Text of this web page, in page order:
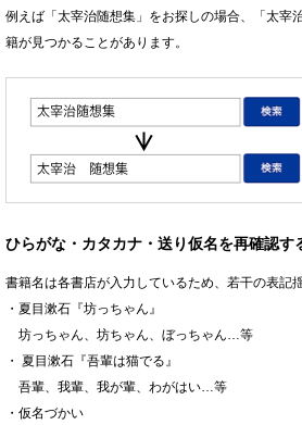
例えば「太宰治随想集」をお探しの場合、「太宰
籍が見つかることがあります。
ひらがな・カタカナ・送り仮名を再確認す
書籍名は各書店が入力しているため、若干の表記
・夏目漱石『坊っちゃん』
坊っちゃん、坊ちゃん、ぼっちゃん…等
・ 夏目漱石『吾輩は猫でる』
吾輩、我輩、我が輩、わがはい…等
・仮名づかい